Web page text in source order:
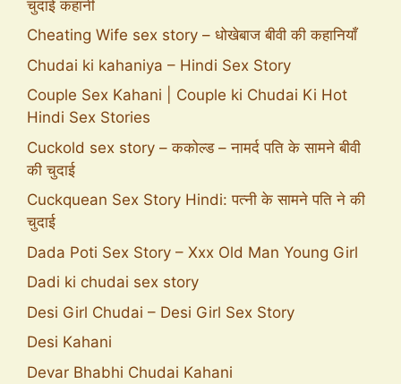
चुदाई कहानी
Cheating Wife sex story – धोखेबाज बीवी की कहानियाँ
Chudai ki kahaniya – Hindi Sex Story
Couple Sex Kahani | Couple ki Chudai Ki Hot
Hindi Sex Stories
Cuckold sex story – ककोल्ड – नामर्द पति के सामने बीवी
की चुदाई
Cuckquean Sex Story Hindi: पत्नी के सामने पति ने की
चुदाई
Dada Poti Sex Story – Xxx Old Man Young Girl
Dadi ki chudai sex story
Desi Girl Chudai – Desi Girl Sex Story
Desi Kahani
Devar Bhabhi Chudai Kahani